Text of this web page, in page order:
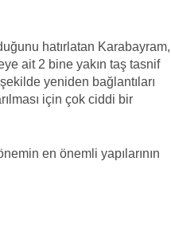
hatırlatan Karabayram,
ait 2 bine yakın taş tasnif
yeniden bağlantıları
için çok ciddi bir
en önemli yapılarının